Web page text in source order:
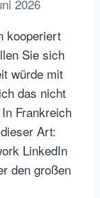
2026
Sie sich
würde mit
das nicht
Frankreich
Art:
LinkedIn
den großen